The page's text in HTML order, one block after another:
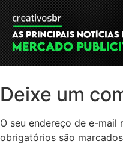
Deixe um
O seu endereço de e-mail
obrigatórios são